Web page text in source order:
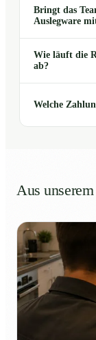
Bringt das
Auslegware
Wie läuft die
ab?
Welche
Aus